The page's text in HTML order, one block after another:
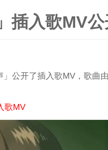
插入歌MV
公开了插入歌MV，歌曲
歌MV